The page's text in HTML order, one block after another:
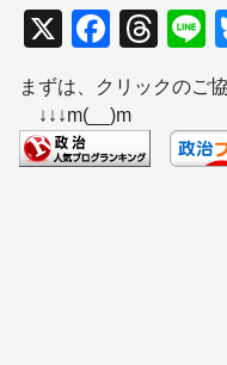
X
F
a
c
e
b
T
hr
e
a
d
n
e
まずは、クリックのご
↓↓↓m(__)m